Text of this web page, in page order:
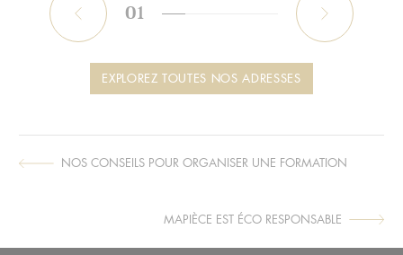
Précédent
01
EXPLOREZ TOUTES NOS ADRESSES
ARTICLE NOS CONSEILS POUR ORGANISER UNE FORMATION
ARTICLE
MAPIÈCE EST ÉCO RESPONSABLE